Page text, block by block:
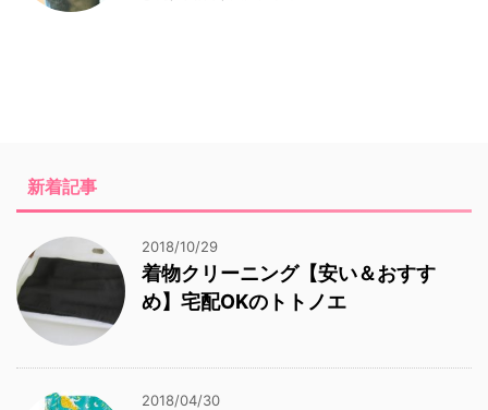
新着記事
2018/10/29
着物クリーニング【安い＆おすす
め】宅配OKのトトノエ
2018/04/30